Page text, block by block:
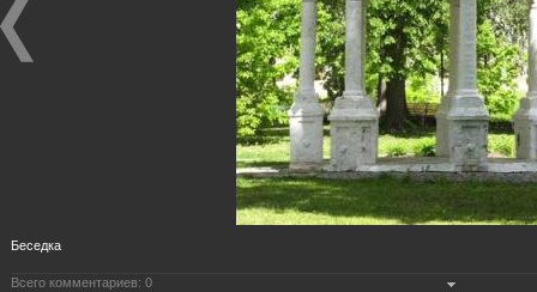
Беседка
Всего комментариев: 0